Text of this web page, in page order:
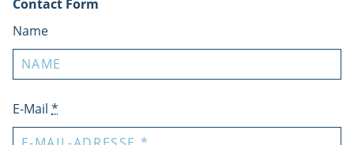
Contact Form
Name
E-Mail *